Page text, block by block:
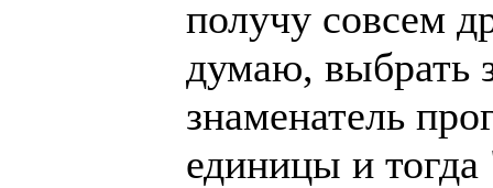
получу совсем
думаю, выбрать
знаменатель
единицы и тогда